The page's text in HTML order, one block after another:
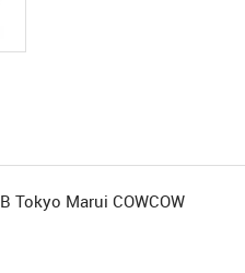
Tokyo Marui COWCOW